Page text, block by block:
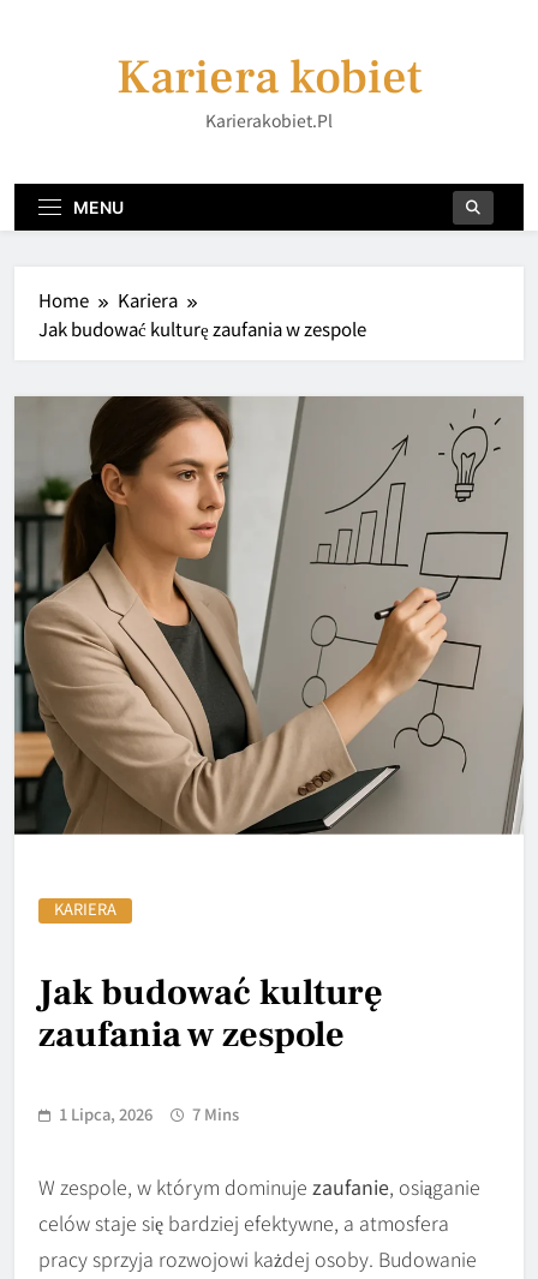
Kariera kobiet
Karierakobiet.pl
MENU
Home
Kariera
Jak budować kulturę zaufania w zespole
KARIERA
Jak budować kulturę
zaufania w zespole
1 Lipca, 2026 7 Mins
W zespole, w którym dominuje zaufanie, osiąganie
celów staje się bardziej efektywne, a atmosfera
pracy sprzyja rozwojowi każdej osoby. Budowanie